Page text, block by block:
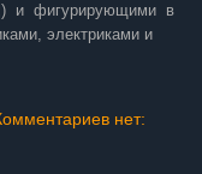
и фигурирующими в
электриками и
нет: